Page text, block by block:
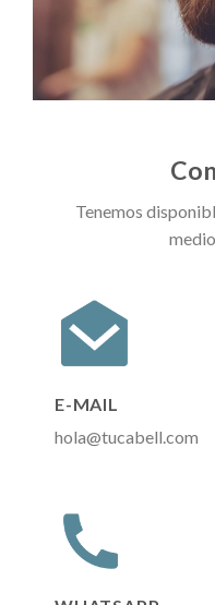
Tenemos
E-MAIL
hola@tucabell.com